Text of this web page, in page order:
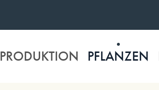
PRODUKTION PFLANZEN